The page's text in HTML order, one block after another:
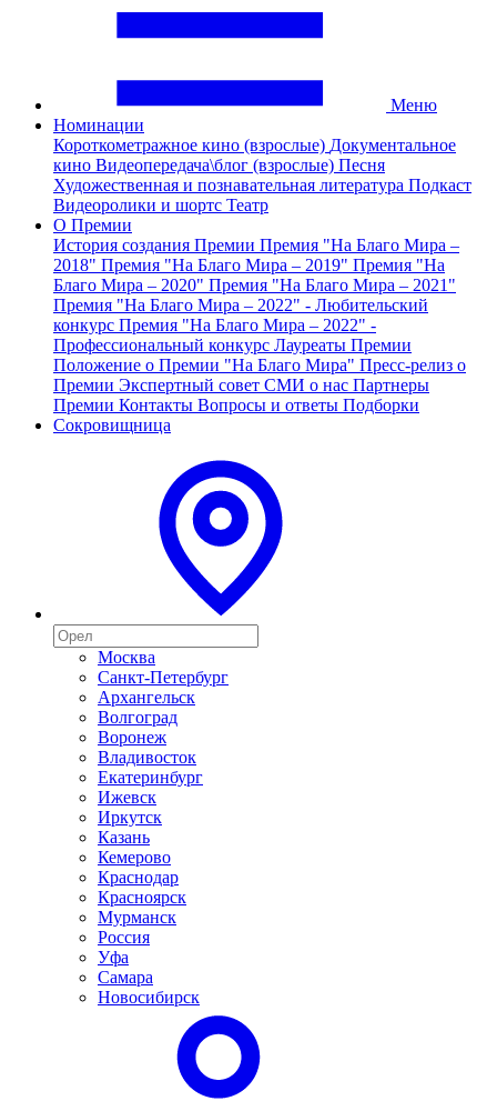
Меню
Номинации
Короткометражное кино (взрослые) Документальное
кино Видеопередача\блог (взрослые) Песня
Художественная и познавательная литература Подкаст
Видеоролики и шортс Театр
О Премии
История создания Премии Премия "На Благо Мира –
2018" Премия "На Благо Мира – 2019" Премия "На
Благо Мира – 2020" Премия "На Благо Мира – 2021"
Премия "На Благо Мира – 2022" - Любительский
конкурс Премия "На Благо Мира – 2022" -
Профессиональный конкурс Лауреаты Премии
Положение о Премии "На Благо Мира" Пресс-релиз о
Премии Экспертный совет СМИ о нас Партнеры
Премии Контакты Вопросы и ответы Подборки
Сокровищница
Москва
Санкт-Петербург
Архангельск
Волгоград
Воронеж
Владивосток
Екатеринбург
Ижевск
Иркутск
Казань
Кемерово
Краснодар
Красноярск
Мурманск
Россия
Уфа
Самара
Новосибирск